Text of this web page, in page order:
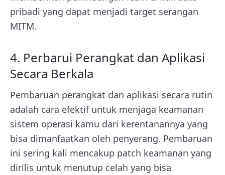
pribadi yang dapat menjadi target serangan
MITM.
4. Perbarui Perangkat dan Aplikasi
Secara Berkala
Pembaruan perangkat dan aplikasi secara rutin
adalah cara efektif untuk menjaga keamanan
sistem operasi kamu dari kerentanannya yang
bisa dimanfaatkan oleh penyerang. Pembaruan
ini sering kali mencakup patch keamanan yang
dirilis untuk menutup celah yang bisa